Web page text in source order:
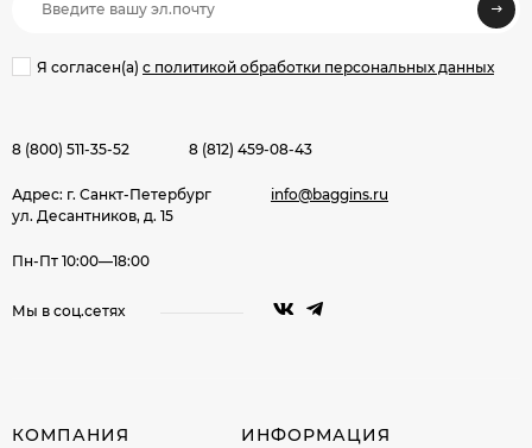
Я согласен(a) с политикой обработки персональных данных
8 (800) 511-35-52 8 (812) 459-08-43
Адрес: г. Санкт-Петербург
ул. Десантников, д. 15
info@baggins.ru
Пн-Пт 10:00—18:00
Мы в соц.сетях
КОМПАНИЯ ИНФОРМАЦИЯ